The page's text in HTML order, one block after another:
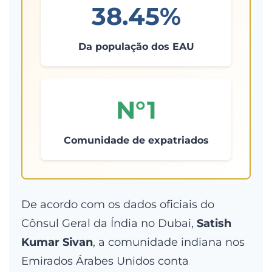
38.45%
Da população dos EAU
N°1
Comunidade de expatriados
De acordo com os dados oficiais do
Cônsul Geral da Índia no Dubai, Satish
Kumar Sivan, a comunidade indiana nos
Emirados Árabes Unidos conta